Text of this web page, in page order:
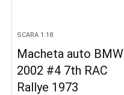
SCARA 1:18
Macheta auto BMW
2002 #4 7th RAC
Rallye 1973